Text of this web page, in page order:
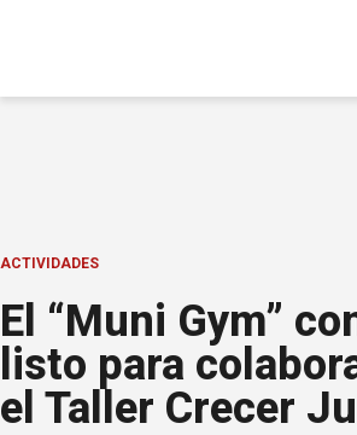
ACTIVIDADES
El “Muni Gym”
listo para
el Taller Crecer